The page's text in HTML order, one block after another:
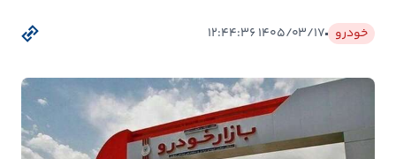
و
جهان
خودرو ۱۴۰۵/۰۳/۱۷ ۱۲:۴۴:۳۶